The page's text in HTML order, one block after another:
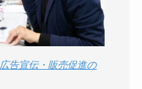
告宣伝・販売促進の